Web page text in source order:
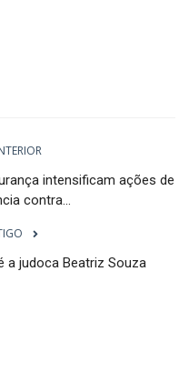
intensificam ações de
contra...
a judoca Beatriz Souza